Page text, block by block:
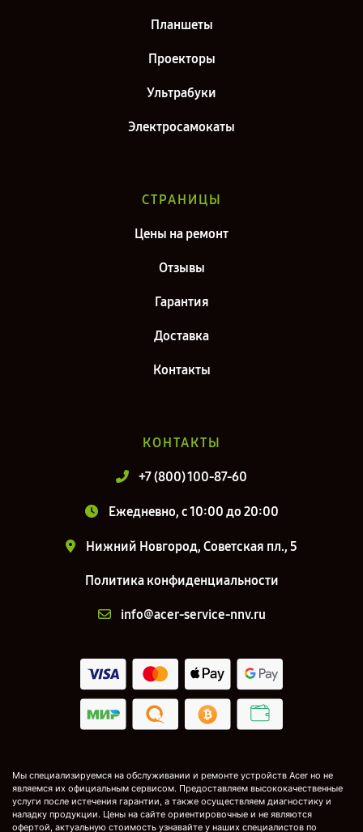
Планшеты
Проекторы
Ультрабуки
Электросамокаты
СТРАНИЦЫ
Цены на ремонт
Отзывы
Гарантия
Доставка
Контакты
КОНТАКТЫ
+7 (800) 100-87-60
Ежедневно, с 10:00 до 20:00
Нижний Новгород, Советская пл., 5
Политика конфиденциальности
info@acer-service-nnv.ru
Мы специализируемся на обслуживании и ремонте устройств Acer но не
являемся их официальным сервисом. Предоставляем высококачественные
услуги после истечения гарантии, а также осуществляем диагностику и
наладку продукции. Цены на сайте ориентировочные и не являются
офертой, актуальную стоимость узнавайте у наших специалистов по